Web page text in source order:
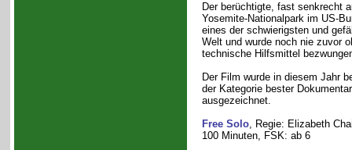
Der berüchtigte, fast senkrecht
Yosemite-Nationalpark im US-
eines der schwierigsten und
Welt und wurde noch nie zuvor
technische Hilfsmittel
Der Film wurde in diesem Jahr
der Kategorie bester
ausgezeichnet.
Free Solo, Regie: Elizabeth
100 Minuten, FSK: ab 6